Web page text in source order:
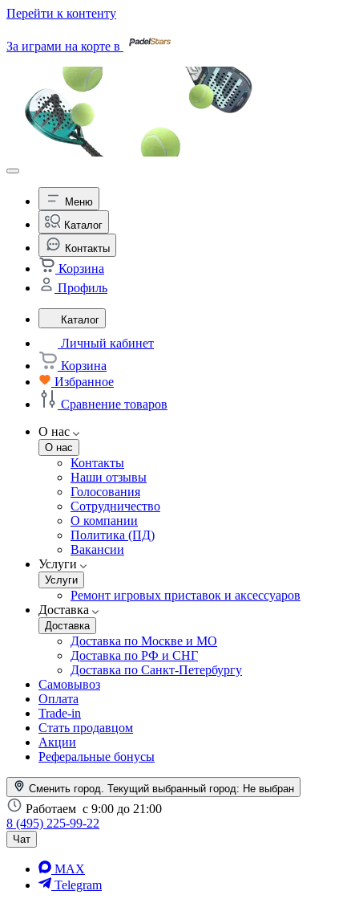
Перейти к контенту
За играми на корте в
Меню
Каталог
Контакты
Корзина
Профиль
Каталог
Личный кабинет
Корзина
Избранное
Сравнение товаров
О нас
О нас
Контакты
Наши отзывы
Голосования
Сотрудничество
О компании
Политика (ПД)
Вакансии
Услуги
Услуги
Ремонт игровых приставок и аксессуаров
Доставка
Доставка
Доставка по Москве и МО
Доставка по РФ и СНГ
Доставка по Санкт-Петербургу
Самовывоз
Оплата
Trade-in
Стать продавцом
Акции
Реферальные бонусы
Сменить город. Текущий выбранный город: Не выбран
Работаем с 9:00 до 21:00
8 (495) 225-99-22
Чат
MAX
Telegram